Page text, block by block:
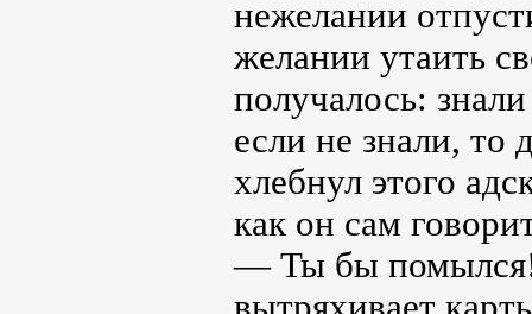
нежелании
желании утаить
получалось:
если не знали, то
хлебнул этого
как он сам
— Ты бы помылся!